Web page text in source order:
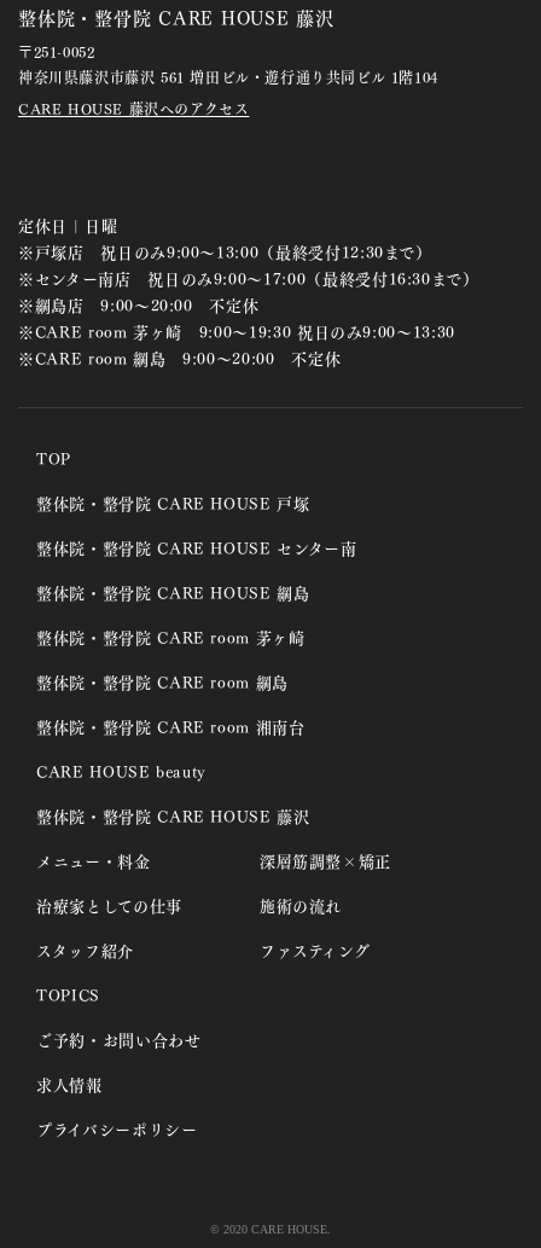
整体院・整骨院 CARE HOUSE 藤沢
〒251-0052
神奈川県藤沢市藤沢 561 増田ビル・遊行通り共同ビル 1階104
CARE HOUSE 藤沢へのアクセス
定休日 | 日曜
※戸塚店 祝日のみ9:00～13:00（最終受付12:30まで）
※センター南店 祝日のみ9:00～17:00（最終受付16:30まで）
※綱島店 9:00～20:00 不定休
※CARE room 茅ヶ崎 9:00～19:30 祝日のみ9:00～13:30
※CARE room 綱島 9:00～20:00 不定休
TOP
整体院・整骨院 CARE HOUSE 戸塚
整体院・整骨院 CARE HOUSE センター南
整体院・整骨院 CARE HOUSE 綱島
整体院・整骨院 CARE room 茅ヶ崎
整体院・整骨院 CARE room 綱島
整体院・整骨院 CARE room 湘南台
CARE HOUSE beauty
整体院・整骨院 CARE HOUSE 藤沢
メニュー・料金
治療家としての仕事
スタッフ紹介
深層筋調整×矯正
施術の流れ
ファスティング
TOPICS
ご予約・お問い合わせ
求人情報
プライバシーポリシー
© 2020 CARE HOUSE.